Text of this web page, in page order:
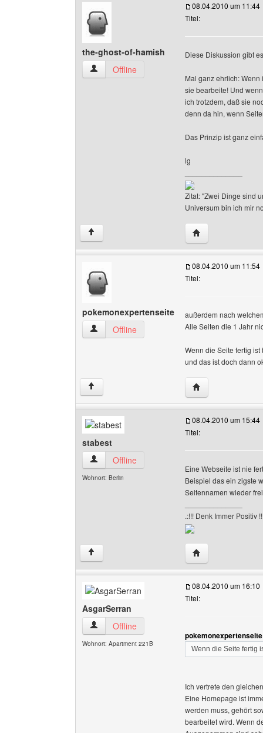
the-ghost-of-hamish
the-ghost-of-hamish Benutzer-Profile anzeigen
Offline
08.04.2010 um 11:44
Titel:
Diese Diskussion gibt
Mal ganz ehrlich:
sie bearbeite! Und
ich trotzdem, daß sie
denn da hin, wenn
Das Prinzip ist ganz
lg
Zitat: "Zwei Dinge sind
Universum bin ich mir
↑ Website dieses
pokemonexpertenseite
pokemonexpertenseite Benutzer-Profile
Offline
08.04.2010 um 11:54
Titel:
außerdem nach
Alle Seiten die 1 Jahr
Wenn die Seite fertig
und das ist doch dann
↑ Website dieses
stabest
stabest Benutzer-Profile anzeigen
Offline
Wohnort: Berlin
08.04.2010 um 15:44
Titel:
Eine Webseite ist nie
Beispiel das ein zigste
Seitennamen wieder
.:!!! Denk Immer Positiv
↑ Website dieses
AsgarSerran
AsgarSerran Benutzer-Profile anzeigen
Offline
Wohnort: Apartment 221B
08.04.2010 um 16:10
Titel:
Wenn die Seite fertig
Ich vertrete den
Eine Homepage ist
werden muss, gehört
bearbeitet wird. Wenn